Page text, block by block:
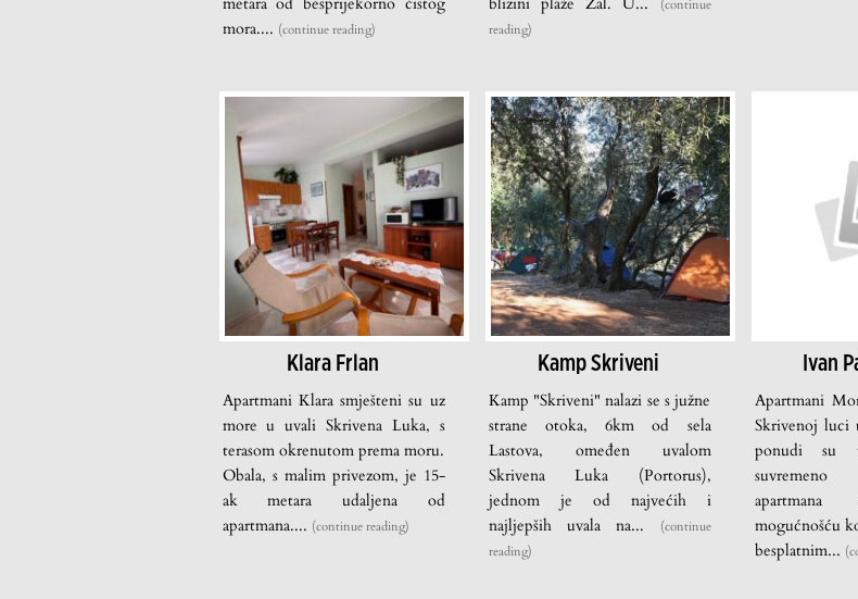
mora.... (continue reading)
(continue
reading)
Klara Frlan
Apartmani Klara smješteni su uz
more u uvali Skrivena Luka, s
terasom okrenutom prema moru.
Obala, s malim privezom, je 15-
ak metara udaljena od
apartmana.... (continue reading)
Kamp Skriveni
Kamp "Skriveni" nalazi se s južne
strane otoka, 6km od sela
Lastova, omeđen uvalom
Skrivena Luka (Portorus),
jednom je od najvećih i
najljepših uvala na...
(continue
reading)
Ivan
Apartmani
Skrivenoj luci
ponudi su
apartmana
mogućnošću
besplatnim...